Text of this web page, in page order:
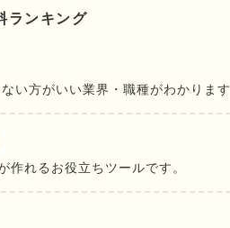
ランキング
い方がいい業界・職種がわかります
れるお役立ちツールです。